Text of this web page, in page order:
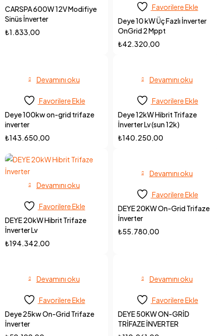
CARSPA 600W 12V Modifiye
Sinüs İnverter
₺1.833,00
Favorilere Ekle
Deye 10 kW Üç Fazlı İnverter
OnGrid 2 Mppt
₺42.320,00
Devamını oku
Favorilere Ekle
Deye 100kw on-grid trifaze
inverter
₺143.650,00
Devamını oku
Favorilere Ekle
Deye 12kW Hibrit Trifaze
İnverter Lv (sun 12k)
₺140.250,00
Devamını oku
Favorilere Ekle
DEYE 20kW Hibrit Trifaze
İnverter Lv
₺194.342,00
Devamını oku
Favorilere Ekle
DEYE 20KW On-Grid Trifaze
İnverter
₺55.780,00
Devamını oku
Favorilere Ekle
Deye 25kw On-Grid Trifaze
İnverter
Devamını oku
Favorilere Ekle
DEYE 50KW ON-GRİD
TRİFAZE İNVERTER